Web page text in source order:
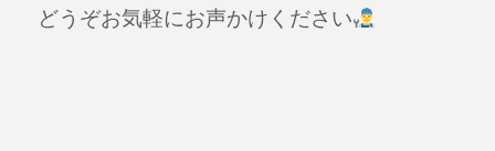
どうぞお気軽にお声かけください